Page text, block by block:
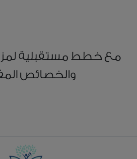
مع خطط مستقبلية
والخصائص